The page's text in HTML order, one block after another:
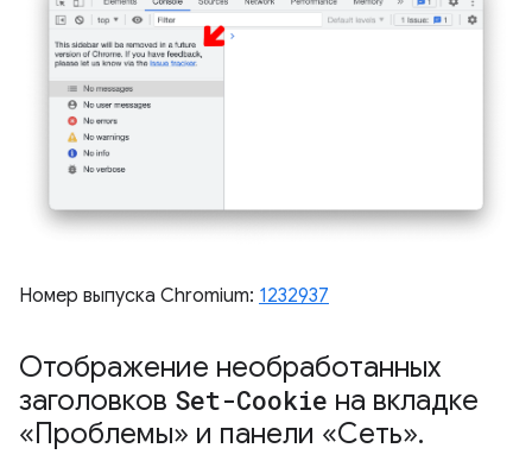
Номер выпуска Chromium: 1232937
Отображение необработанных
заголовков Set-Cookie на вкладке
«Проблемы» и панели «Сеть».